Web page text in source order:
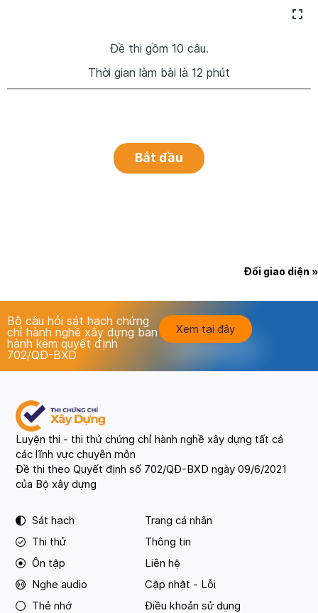
Đề thi gồm 10 câu.
Thời gian làm bài là 12 phút
Đổi giao diện »
Bộ câu hỏi sát hạch chứng
chỉ hành nghề xây dựng ban
hành kèm quyết định
702/QĐ-BXD
Xem tại đây
Luyện thi - thi thử chứng chỉ hành nghề xây dựng tất cả
các lĩnh vực chuyên môn
Đề thi theo Quyết định số 702/QĐ-BXD ngày 09/6/2021
của Bộ xây dựng
Sát hạch
Thi thử
Ôn tập
Nghe audio
Thẻ nhớ
Trang cá nhân
Thông tin
Liên hệ
Cập nhật - Lỗi
Điều khoản sử dụng